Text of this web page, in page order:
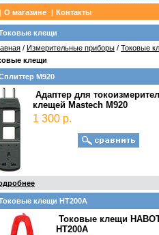
| О магазине | Контакты
клещи
/ Измерительные приборы / Токовые
клещи
M920
Адаптер для
клещей Mastech M920
1 300 р.
клещи HT200A
Токовые клещи
HT200A